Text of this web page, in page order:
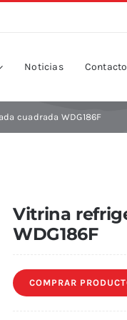
Noticias Contacto
cuadrada WDG186F
Vitrina
WDG186F
COMPRAR